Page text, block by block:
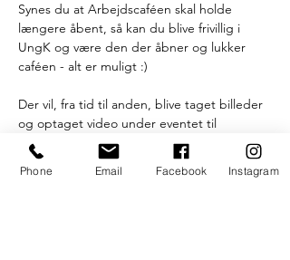
Synes du at Arbejdscaféen skal holde
længere åbent, så kan du blive frivillig i
UngK og være den der åbner og lukker
caféen - alt er muligt :)
Der vil, fra tid til anden, blive taget billeder
og optaget video under eventet til
fremtidig promovering.
Kontakt os hvis du ikke ønsker at blive vist
på disse.
Phone Email Facebook Instagram